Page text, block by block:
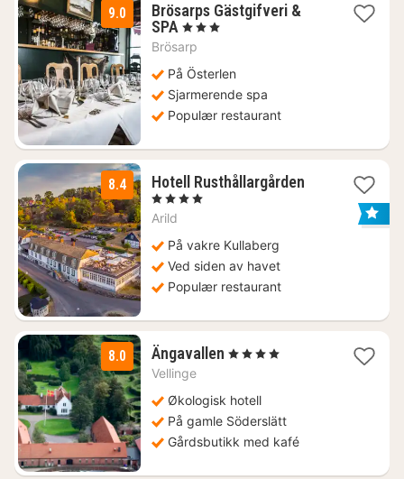
9.0
Brösarps Gästgifveri &
SPA 1
natt
fra
2263
kr.
, 3 Stjerner
Brösarp
På Österlen
Sjarmerende spa
Populær restaurant
8.4 Hotell Rusthållargården1
, 4 Stjerner
Arild
På vakre Kullaberg
Ved siden av havet
Populær restaurant
8.0 Ängavallen 2
1490
kr.
, 4 Stjerner
Vellinge
Økologisk hotell
På gamle Söderslätt
Gårdsbutikk med kafé